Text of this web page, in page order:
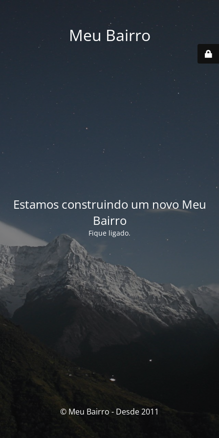
Meu Bairro
Estamos construindo um novo Meu
Bairro
Fique ligado.
© Meu Bairro - Desde 2011